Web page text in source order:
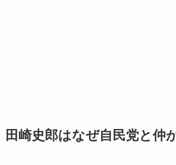
田崎史郎はなぜ自民党と仲